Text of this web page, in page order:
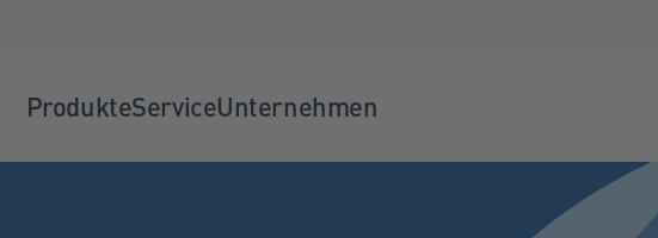
ProdukteServiceUnternehmen